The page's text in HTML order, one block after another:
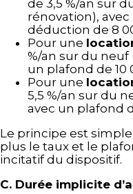
de 3,5 %/an sur
rénovation),
déduction de 8
Pour une
%/an sur du neuf
un plafond de 10
Pour une
5,5 %/an sur du
avec un plafond
Le principe est
plus le taux et le
incitatif du dispositif.
C. Durée implicite